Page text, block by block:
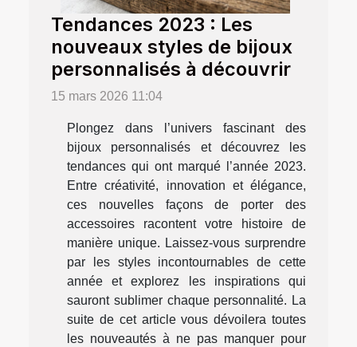
Tendances 2023 : Les
nouveaux styles de bijoux
personnalisés à découvrir
15 mars 2026 11:04
Plongez dans l’univers fascinant des
bijoux personnalisés et découvrez les
tendances qui ont marqué l’année 2023.
Entre créativité, innovation et élégance,
ces nouvelles façons de porter des
accessoires racontent votre histoire de
manière unique. Laissez-vous surprendre
par les styles incontournables de cette
année et explorez les inspirations qui
sauront sublimer chaque personnalité. La
suite de cet article vous dévoilera toutes
les nouveautés à ne pas manquer pour